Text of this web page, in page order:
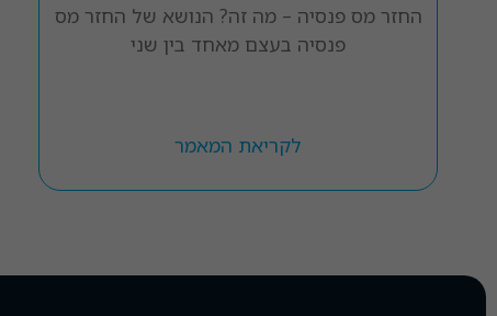
החזר מס פנסיה – מה זה? הנושא של החזר מס
פנסיה בעצם מאחד בין שני
לקריאת המאמר